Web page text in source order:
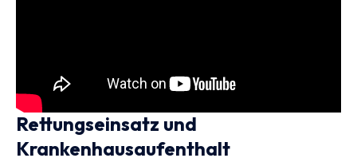
Rettungseinsatz und
Krankenhausaufenthalt